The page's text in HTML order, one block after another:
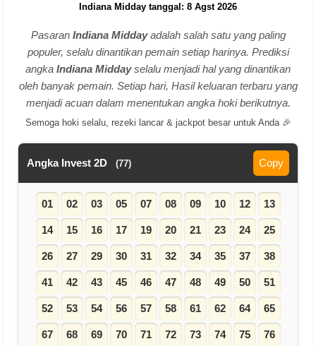
Indiana Midday tanggal: 8 Agst 2026
Pasaran Indiana Middayadalah salah satu yang paling
populer, selalu dinantikan pemain setiap harinya. Prediksi
angka Indiana Middayselalu menjadi hal yang dinantikan
oleh banyak pemain. Setiap hari, Hasil keluaran terbaru yang
menjadi acuan dalam menentukan angka hoki berikutnya.
Semoga hoki selalu, rezeki lancar & jackpot besar untuk Anda 🎉
Angka Invest 2D (77) Copy
01 02 03 05 07 08 09 10 12 13
14 15 16 17 19 20 21 23 24 25
26 27 29 30 31 32 34 35 37 38
41 42 43 45 46 47 48 49 50 51
52 53 54 56 57 58 61 62 64 65
67 68 69 70 71 72 73 74 75 76